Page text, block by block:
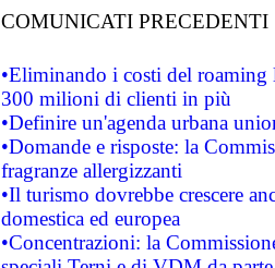
COMUNICATI PRECEDENTI
•Eliminando i costi del roaming
300 milioni di clienti in più
•Definire un'agenda urbana
•Domande e risposte: la
fragranze allergizzanti
•Il turismo dovrebbe crescere
domestica ed europea
•Concentrazioni: la